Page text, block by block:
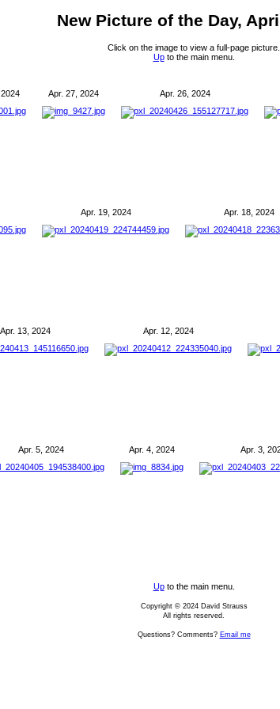
New Picture of the Day,
Click on the image to view a full-page picture.
Upto the main menu.
Apr. 27, 2024 Apr. 26, 2024
Apr. 19, 2024 Apr. 18, 2024
Apr. 13, 2024 Apr. 12, 2024
Apr. 5, 2024 Apr. 4, 2024 Apr. 3,
Upto the main menu.
Copyright © 2024 David Strauss
All rights reserved.
Questions? Comments? Email me